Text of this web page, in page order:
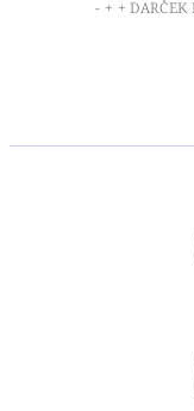
- + + DARČEK